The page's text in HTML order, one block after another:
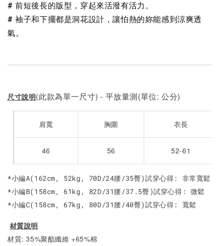
加入購物車
# 前短後長的版型，穿起來活潑有活力。
# 袖子和下擺都是洞花設計，讓怕熱的妳能感到涼爽透
氣。
尺寸說明(此款為單一尺寸) - 平放量測(單位: 公分)
肩寬 胸圍 衣長
46 56 52-61
*小編A(162cm, 52kg, 70D/24腰/35臀)試穿心得: 非常寬鬆
*小編B(158cm, 61kg, 82D/31腰/37.5臀)試穿心得: 微鬆
*小編C(158cm, 67kg, 80D/31腰/40臀)試穿心得: 寬鬆
材質說明
材質: 35%聚酯纖維 +65%棉